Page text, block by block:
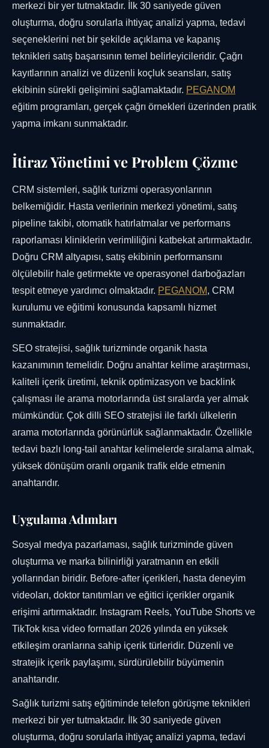
merkezi bir yer tutmaktadır. İlk 30 saniyede güven
oluşturma, doğru sorularla ihtiyaç analizi yapma, tedavi
seçeneklerini net bir şekilde açıklama ve kapanış
teknikleri satış başarısının temel belirleyicileridir. Çağrı
kayıtlarının analizi ve düzenli koçluk seansları, satış
ekibinin sürekli gelişimini sağlamaktadır. PEGANOM
eğitim programları, gerçek çağrı örnekleri üzerinden pratik
yapma imkanı sunmaktadır.
İtiraz Yönetimi ve Problem Çözme
CRM sistemleri, sağlık turizmi operasyonlarının
belkemiğidir. Hasta verilerinin merkezi yönetimi, satış
pipeline takibi, otomatik hatırlatmalar ve performans
raporlaması kliniklerin verimliliğini katbekat artırmaktadır.
Doğru CRM altyapısı, satış ekibinin performansını
ölçülebilir hale getirmekte ve operasyonel darboğazları
tespit etmeye yardımcı olmaktadır. PEGANOM, CRM
kurulumu ve eğitimi konusunda kapsamlı hizmet
sunmaktadır.
SEO stratejisi, sağlık turizminde organik hasta
kazanımının temelidir. Doğru anahtar kelime araştırması,
kaliteli içerik üretimi, teknik optimizasyon ve backlink
çalışması ile arama motorlarında üst sıralarda yer almak
mümkündür. Çok dilli SEO stratejisi ile farklı ülkelerin
arama motorlarında görünürlük sağlanmaktadır. Özellikle
tedavi bazlı long-tail anahtar kelimelerde sıralama almak,
yüksek dönüşüm oranlı organik trafik elde etmenin
anahtarıdır.
Uygulama Adımları
Sosyal medya pazarlaması, sağlık turizminde güven
oluşturma ve marka bilinirliği yaratmanın en etkili
yollarından biridir. Before-after içerikleri, hasta deneyim
videoları, doktor tanıtımları ve eğitici içerikler organik
erişimi artırmaktadır. Instagram Reels, YouTube Shorts ve
TikTok kısa video formatları 2026 yılında en yüksek
etkileşim oranlarına sahip içerik türleridir. Düzenli ve
stratejik içerik paylaşımı, sürdürülebilir büyümenin
anahtarıdır.
Sağlık turizmi satış eğitiminde telefon görüşme teknikleri
merkezi bir yer tutmaktadır. İlk 30 saniyede güven
oluşturma, doğru sorularla ihtiyaç analizi yapma, tedavi